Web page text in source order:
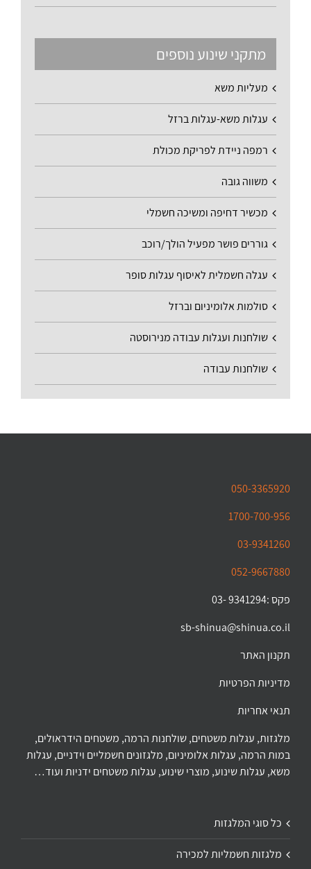
מתקני שינוע נוספים
מעליות משא
עגלות משא-עגלות ברזל
רמפה ניידת לפריקת מכולת
משווה גובה
מכשיר דחיפה ומשיכה חשמלי
גוררים פושר מפעיל הולך/רוכב
עגלה חשמלית לאיסוף עגלות סופר
סולמות אלומיניום וברזל
שולחנות ועגלות עבודה מנירוסטה
שולחנות עבודה
050-3365920
1700-700-956
03-9341260
052-9667880
פקס :9341294 -03
sb-shinua@shinua.co.il
תקנון האתר
מדיניות הפרטיות
תנאי אחריות
מלגזות, עגלות משטחים, שולחנות הרמה, משטחים הידראולים,
במות הרמה, עגלות אלומיניום, מלגזונים חשמליים וידניים, עגלות
משא, עגלות שינוע, מוצרי שינוע, עגלות משטחים ידניות ועוד…
כל סוגי המלגזות
מלגזות חשמליות למכירה